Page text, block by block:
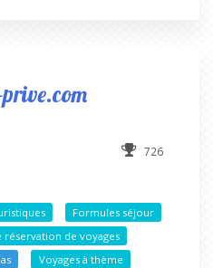
726
Formules séjour
réservation de voyages
Voyages à thème